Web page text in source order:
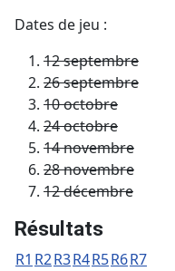
Dates de jeu :
12 septembre
26 septembre
10 octobre
24 octobre
14 novembre
28 novembre
12 décembre
Résultats
R1 R2R3R4R5R6R7